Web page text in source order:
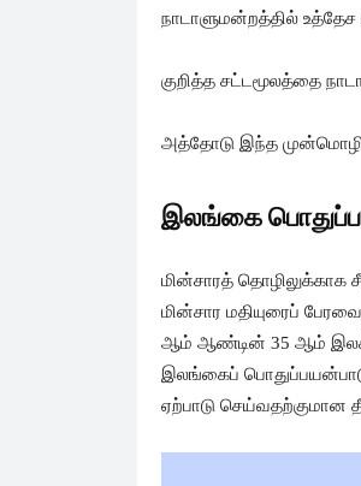
நாடாளுமன்றத்தில் உத்தேச
குறித்த சட்டமூலத்தை
அத்தோடு இந்த
இலங்கை
மின்சாரத் தொழிலுக்காக
மின்சார மதியுரைப்
ஆம் ஆண்டின் 35 ஆம்
இலங்கைப்
ஏற்பாடு செய்வதற்குமான